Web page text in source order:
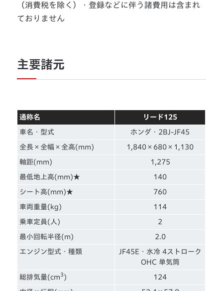
（消費税を除く）・登録などに伴う諸費用は含まれ
ておりません
主要諸元
通称名 リード125
車名・型式 ホンダ・2BJ-JF45
全長×全幅×全高(mm) 1,840×680×1,130
軸距(mm) 1,275
最低地上高(mm)★ 140
シート高(mm)★ 760
車両重量(kg) 114
乗車定員(人) 2
最小回転半径(m) 2.0
エンジン型式・種類
JF45E・水冷 4ストローク
OHC 単気筒
総排気量(cm 3 ) 124